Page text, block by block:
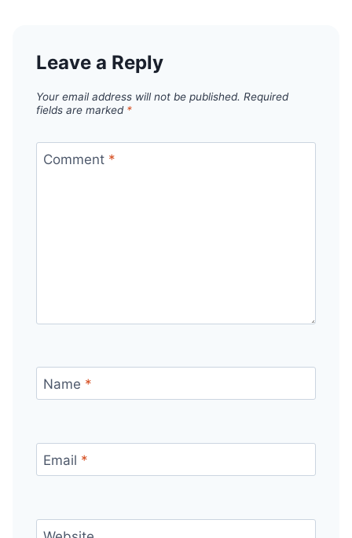
Leave a Reply
Your email address will not be published. Required
fields are marked *
Comment *
Name *
Email *